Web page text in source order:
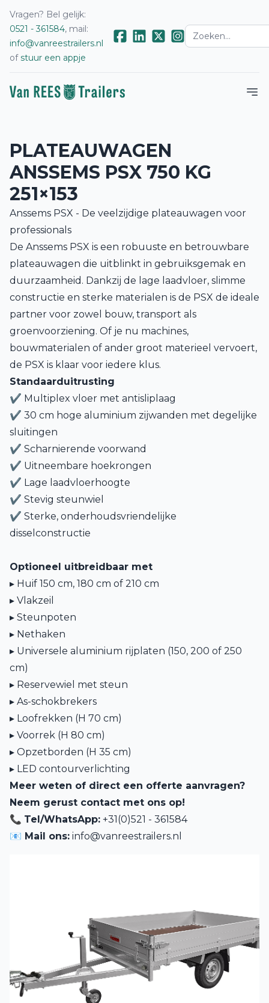
Vragen? Bel gelijk:
0521 - 361584, mail:
info@vanreestrailers.nl
ofstuur een appje
PLATEAUWAGEN
ANSSEMS PSX 750 KG
251×153
Anssems PSX - De veelzijdige plateauwagen voor
professionals
De Anssems PSX is een robuuste en betrouwbare
plateauwagen die uitblinkt in gebruiksgemak en
duurzaamheid. Dankzij de lage laadvloer, slimme
constructie en sterke materialen is de PSX de ideale
partner voor zowel bouw, transport als
groenvoorziening. Of je nu machines,
bouwmaterialen of ander groot materieel vervoert,
de PSX is klaar voor iedere klus.
Standaarduitrusting
✔ Multiplex vloer met antisliplaag
✔ 30 cm hoge aluminium zijwanden met degelijke
sluitingen
✔ Scharnierende voorwand
✔ Uitneembare hoekrongen
✔ Lage laadvloerhoogte
✔ Stevig steunwiel
✔ Sterke, onderhoudsvriendelijke
disselconstructie
Optioneel uitbreidbaar met
▸ Huif 150 cm, 180 cm of 210 cm
▸ Vlakzeil
▸ Steunpoten
▸ Nethaken
▸ Universele aluminium rijplaten (150, 200 of 250
cm)
▸ Reservewiel met steun
▸ As-schokbrekers
▸ Loofrekken (H 70 cm)
▸ Voorrek (H 80 cm)
▸ Opzetborden (H 35 cm)
▸ LED contourverlichting
Meer weten of direct een offerte aanvragen?
Neem gerust contact met ons op!
📞 Tel/WhatsApp: +31(0)521 - 361584
📧 Mail ons: info@vanreestrailers.nl